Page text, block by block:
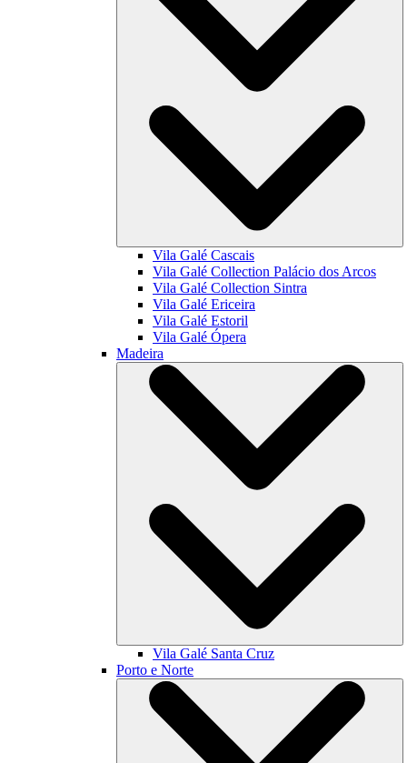
Vila Galé Cascais
Vila Galé Collection Palácio dos Arcos
Vila Galé Collection Sintra
Vila Galé Ericeira
Vila Galé Estoril
Vila Galé Ópera
Madeira
Vila Galé Santa Cruz
Porto e Norte